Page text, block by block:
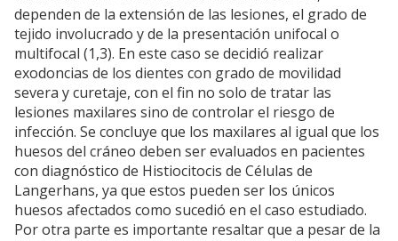
dependen de la extensión de las lesiones, el grado de
tejido involucrado y de la presentación unifocal o
multifocal (1,3). En este caso se decidió realizar
exodoncias de los dientes con grado de movilidad
severa y curetaje, con el fin no solo de tratar las
lesiones maxilares sino de controlar el riesgo de
infección. Se concluye que los maxilares al igual que los
huesos del cráneo deben ser evaluados en pacientes
con diagnóstico de Histiocitocis de Células de
Langerhans, ya que estos pueden ser los únicos
huesos afectados como sucedió en el caso estudiado.
Por otra parte es importante resaltar que a pesar de la